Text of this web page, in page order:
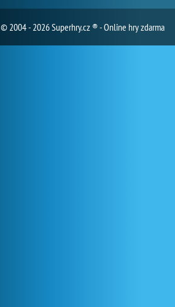
© 2004 - 2026 Superhry.cz ® - Online hry zdarma